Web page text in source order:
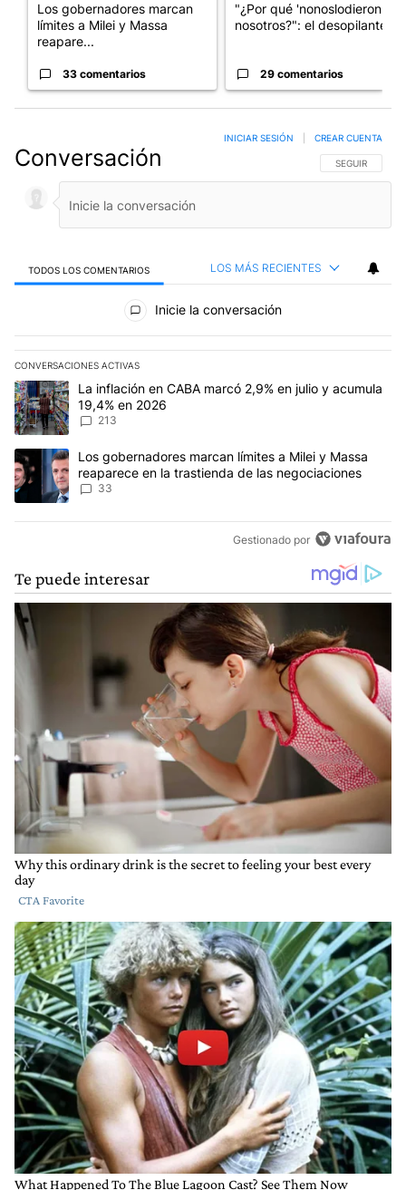
Los gobernadores marcan
límites a Milei y Massa
reapare...
33 comentarios
"¿Por qué 'nonoslodieron' a
nosotros?": el desopilante ...
29 comentarios
Conversación SIGA ESTA
SEGUIR
INICIAR SESIÓN CREAR CUENTA
TODOS LOS COMENTARIOS LOS MÁS RECIENTES
Todos los comentarios
Inicie la conversación
CONVERSACIONES ACTIVAS
Este listado muestra los artículos con más comentarios en los
Un artículo de tendencia con el título "La inflación en CABA
La inflación en CABA marcó 2,9% en julio y acumula
19,4% en 2026
213
Un artículo de tendencia con el título "Los gobernadores
Los gobernadores marcan límites a Milei y Massa
reaparece en la trastienda de las negociaciones
33
Gestionado por